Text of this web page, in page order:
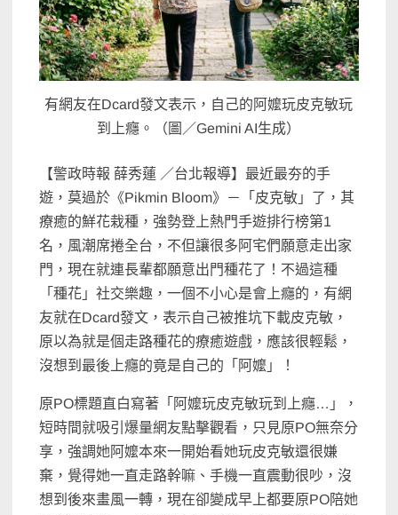
有網友在Dcard發文表示，自己的阿嬤玩皮克敏玩
到上癮。（圖／Gemini AI生成）
【警政時報 薛秀蓮 ／台北報導】最近最夯的手
遊，莫過於《Pikmin Bloom》－「皮克敏」了，其
療癒的鮮花栽種，強勢登上熱門手遊排行榜第1
名，風潮席捲全台，不但讓很多阿宅們願意走出家
門，現在就連長輩都願意出門種花了！不過這種
「種花」社交樂趣，一個不小心是會上癮的，有網
友就在Dcard發文，表示自己被推坑下載皮克敏，
原以為就是個走路種花的療癒遊戲，應該很輕鬆，
沒想到最後上癮的竟是自己的「阿嬤」！
原PO標題直白寫著「阿嬤玩皮克敏玩到上癮…」，
短時間就吸引爆量網友點擊觀看，只見原PO無奈分
享，強調她阿嬤本來一開始看她玩皮克敏還很嫌
棄，覺得她一直走路幹嘛、手機一直震動很吵，沒
想到後來畫風一轉，現在卻變成早上都要原PO陪她